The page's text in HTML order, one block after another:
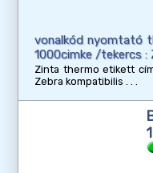
vonalkód nyomtató
1000cimke /tekercs :
Zinta thermo etikett
Zebra kompatibilis